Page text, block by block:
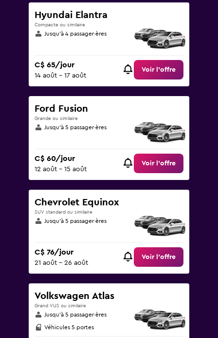
Hyundai Elantra
Compacte ou similaire
Jusqu’à 4 passager·ères
C$ 65/jour
14 août - 17 août
Voir l’offre
Ford Fusion
Grande ou similaire
Jusqu’à 5 passager·ères
C$ 60/jour
12 août - 15 août
Voir l’offre
Chevrolet Equinox
SUV standard ou similaire
Jusqu’à 5 passager·ères
C$ 76/jour
21 août - 26 août
Voir l’offre
Volkswagen Atlas
Grand VUS ou similaire
Jusqu’à 5 passager·ères
Véhicules 5 portes